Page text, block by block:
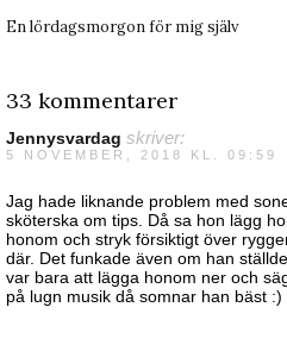
En lördagsmorgon för mig själv
33 kommentarer
Jennysvardag skriver:
5 NOVEMBER, 2018 KL. 09:59
Jag hade liknande problem med
sköterska om tips. Då sa hon lägg
honom och stryk försiktigt över
där. Det funkade även om han
var bara att lägga honom ner och
på lugn musik då somnar han bäst :)